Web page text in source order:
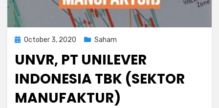
Posted
October 3, 2020 Saham
UNVR, PT UNILEVER
INDONESIA TBK (SEKTOR
MANUFAKTUR)